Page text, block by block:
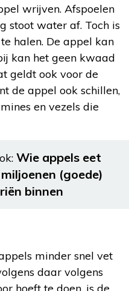
wrijven. Afspoelen
stoot water af. Toch is
halen. De appel kan
kan het geen kwaad
geldt ook voor de
de appel ook schillen,
en vezels die
Wie appels eet
(goede)
binnen
minder snel vet
daar volgens
hoeft te doen, is de